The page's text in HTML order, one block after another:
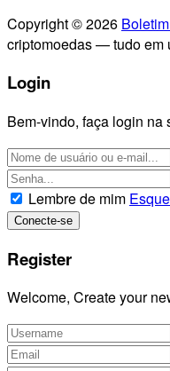
Copyright © 2026
criptomoedas — tudo em
Login
Bem-vindo, faça login na
Lembre de mim
Register
Welcome, Create your